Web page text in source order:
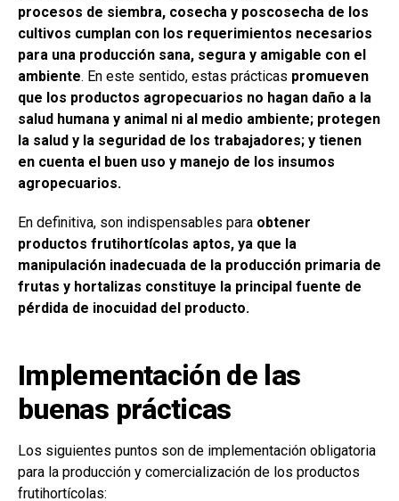
procesos de siembra, cosecha y poscosecha de los
cultivos cumplan con los requerimientos necesarios
para una producción sana, segura y amigable con el
ambiente. En este sentido, estas prácticas promueven
que los productos agropecuarios no hagan daño a la
salud humana y animal ni al medio ambiente; protegen
la salud y la seguridad de los trabajadores; y tienen
en cuenta el buen uso y manejo de los insumos
agropecuarios.
En definitiva, son indispensables para obtener
productos frutihortícolas aptos, ya que la
manipulación inadecuada de la producción primaria de
frutas y hortalizas constituye la principal fuente de
pérdida de inocuidad del producto.
Implementación de las
buenas prácticas
Los siguientes puntos son de implementación obligatoria
para la producción y comercialización de los productos
frutihortícolas: